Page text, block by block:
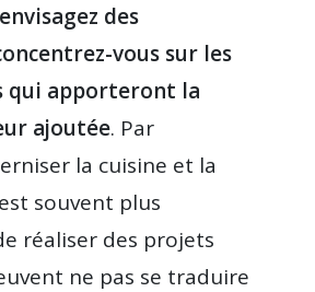
des
vous sur les
qui apporteront la
ajoutée. Par
la cuisine et la
souvent plus
réaliser des projets
ne pas se traduire